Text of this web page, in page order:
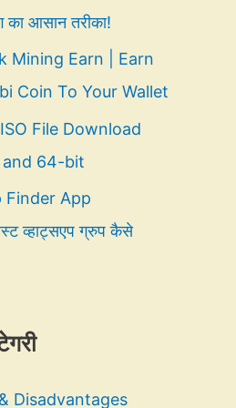
का आसान तरीका!
Mining Earn | Earn
Coin To Your Wallet
File Download
64-bit
Finder App
व्हाट्सएप ग्रुप कैसे
Disadvantages